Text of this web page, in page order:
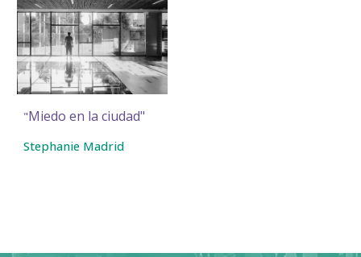
"Miedo en la ciudad"
Stephanie Madrid